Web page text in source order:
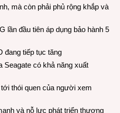
mà còn phải phủ rộng khắp và
lần đầu tiên áp dụng bảo hành 5
đang tiếp tục tăng
có khả năng xuất
thói quen của người xem
và nỗ lực phát triển thương